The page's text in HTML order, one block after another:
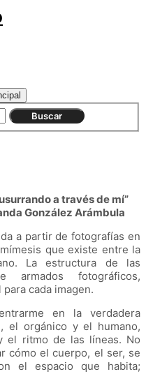
a través de mí”
González Arámbula
a partir de fotografías en
que existe entre la
La estructura de las
armados fotográficos,
cada imagen.
en la verdadera
el orgánico y el humano,
el ritmo de las líneas. No
cómo el cuerpo, el ser, se
el espacio que habita;